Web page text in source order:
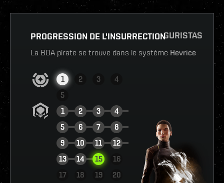
PROGRESSION DE L'INSURRECTION
La BOA pirate se trouve dans le système Hevrice
1 2 3
4
5
1
2 3
4
5
6 7
8
9
10 11
12
13
14 15
16
17
18 19 20
VOIR LE RAPPORT
GURISTAS